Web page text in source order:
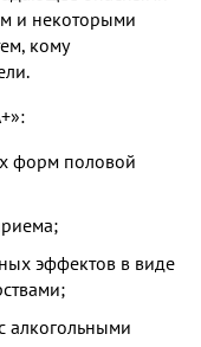
и некоторыми
кому
форм половой
эффектов в виде
алкогольными